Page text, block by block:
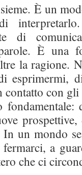
È un
di
È una
la ragione.
esprimermi,
con
un mondo
a
che ci